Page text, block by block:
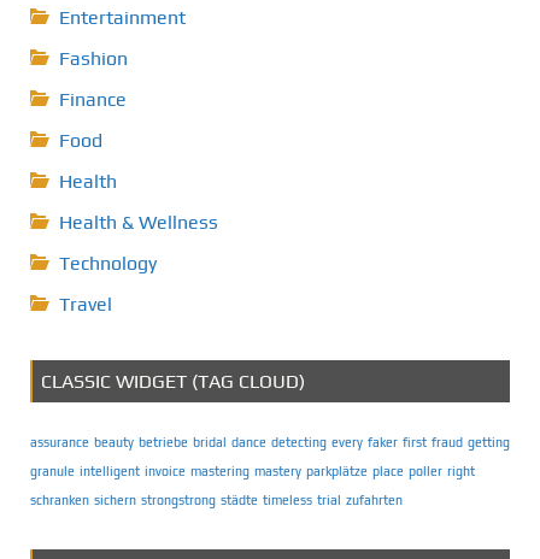
Entertainment
Fashion
Finance
Food
Health
Health & Wellness
Technology
Travel
CLASSIC WIDGET (TAG CLOUD)
assurance beauty betriebe bridal dance detecting every faker first fraud getting
granule intelligent invoice mastering mastery parkplätze place poller right
schranken sichern strongstrong städte timeless trial zufahrten